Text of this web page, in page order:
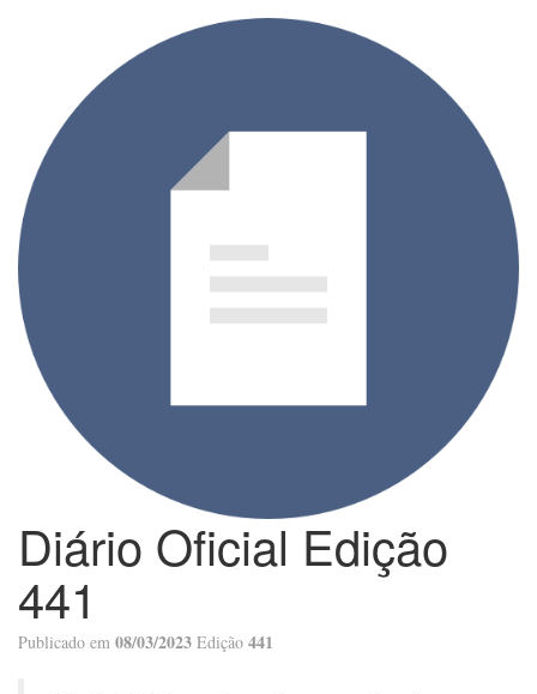
Diário Oficial Edição
441
Publicado em 08/03/2023 Edição 441